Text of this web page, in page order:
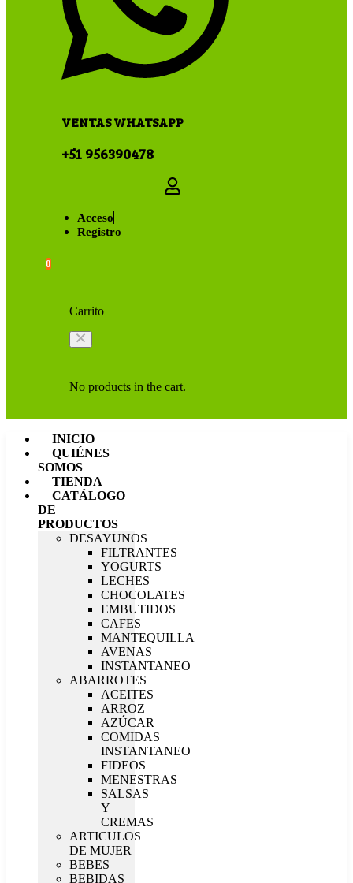
VENTAS WHATSAPP
+51 956390478
Acceso
Registro
0
Carrito
No products in the cart.
INICIO
QUIÉNES
SOMOS
TIENDA
CATÁLOGO
DE
PRODUCTOS
DESAYUNOS
FILTRANTES
YOGURTS
LECHES
CHOCOLATES
EMBUTIDOS
CAFES
MANTEQUILLA
AVENAS
INSTANTANEO
ABARROTES
ACEITES
ARROZ
AZÚCAR
COMIDAS
INSTANTANEO
FIDEOS
MENESTRAS
SALSAS
Y
CREMAS
ARTICULOS
DE MUJER
BEBES
BEBIDAS